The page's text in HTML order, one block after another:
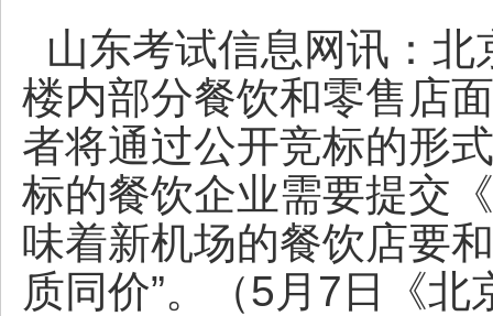
山东考试信息网讯： 北
楼内部分餐饮和零售店
者将通过公开竞标的形
标的餐饮企业需要提交
味着新机场的餐饮店要
质同价”。（5月7日《北